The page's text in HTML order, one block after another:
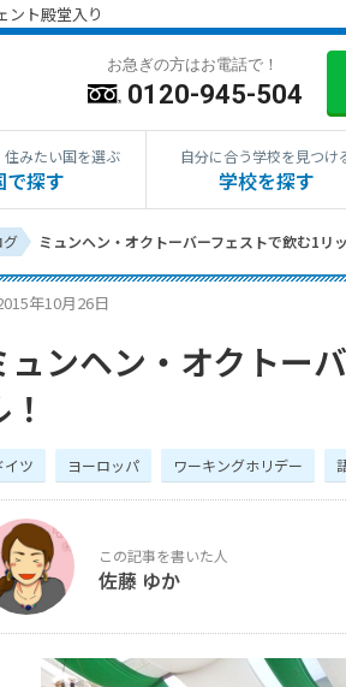
ント殿堂入り
お急ぎの方はお電話で！
0120-945-504
住みたい国を選ぶ
で探す
自分に合う学校を見つけ
学校を探す
グ ミュンヘン・オクトーバーフェストで飲む1リ
年10月26日
ュンヘン・オクトー
イツ ヨーロッパ ワーキングホリデー
佐藤 ゆか